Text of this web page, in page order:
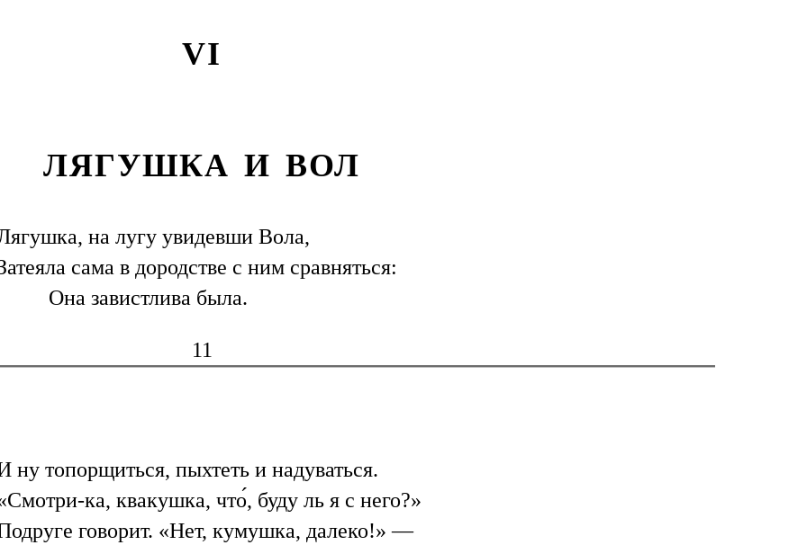
VI
ЛЯГУШКА И ВОЛ
на лугу увидевши Вола,
сама в дородстве с ним сравняться:
Она завистлива была.
11
ну топорщиться, пыхтеть и надуваться.
ка, квакушка, что́, буду ль я с него?»
говорит. «Нет, кумушка, далеко!» —